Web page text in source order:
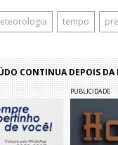
tempo
CONTINUA DEPOIS DA
PUBLICIDADE